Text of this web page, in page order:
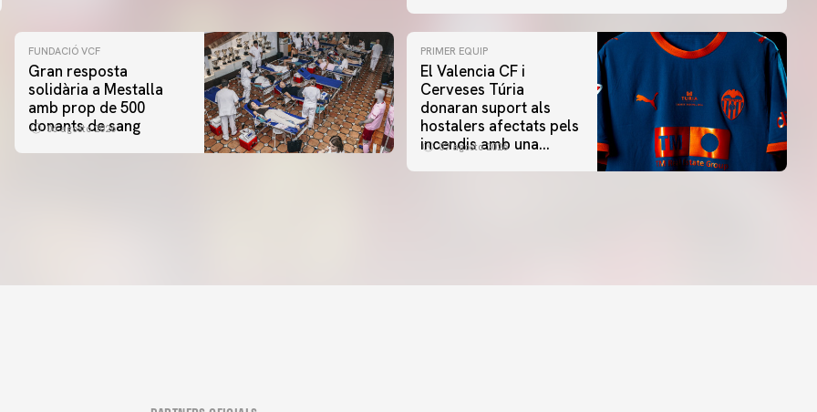
FUNDACIÓ VCF
Gran resposta
solidària a Mestalla
amb prop de 500
donants de sang
06 agosto 2026
PRIMER EQUIP
El Valencia CF i
Cerveses Túria
donaran suport als
hostalers afectats pels
incendis amb una
07 agosto 2026